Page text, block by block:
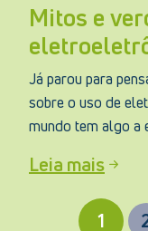
Mitos e
Já parou para
sobre o uso de
mundo tem algo a
Leia mais
1